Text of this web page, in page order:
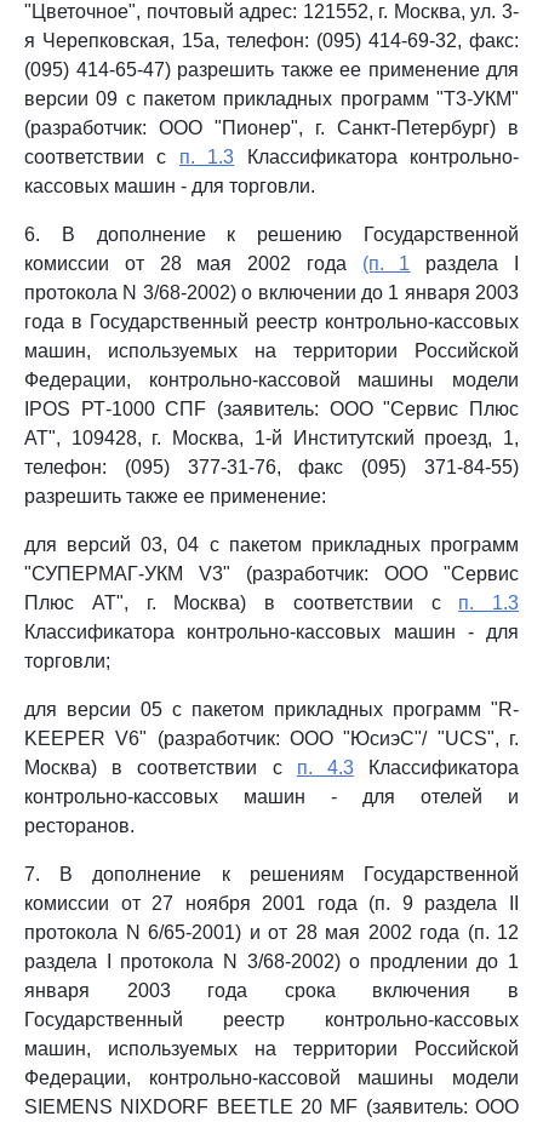
"Цветочное", почтовый адрес: 121552, г. Москва, ул. 3-
я Черепковская, 15а, телефон: (095) 414-69-32, факс:
(095) 414-65-47) разрешить также ее применение для
версии 09 с пакетом прикладных программ "Т3-УКМ"
(разработчик: ООО "Пионер", г. Санкт-Петербург) в
соответствии с п. 1.3 Классификатора контрольно-
кассовых машин - для торговли.
6. В дополнение к решению Государственной
комиссии от 28 мая 2002 года (п. 1 раздела I
протокола N 3/68-2002) о включении до 1 января 2003
года в Государственный реестр контрольно-кассовых
машин, используемых на территории Российской
Федерации, контрольно-кассовой машины модели
IPOS РТ-1000 СПF (заявитель: ООО "Сервис Плюс
AT", 109428, г. Москва, 1-й Институтский проезд, 1,
телефон: (095) 377-31-76, факс (095) 371-84-55)
разрешить также ее применение:
для версий 03, 04 с пакетом прикладных программ
"СУПЕРМАГ-УКМ V3" (разработчик: ООО "Сервис
Плюс AT", г. Москва) в соответствии с п. 1.3
Классификатора контрольно-кассовых машин - для
торговли;
для версии 05 с пакетом прикладных программ "R-
KEEPER V6" (разработчик: ООО "ЮсиэС"/ "UCS", г.
Москва) в соответствии с п. 4.3Классификатора
контрольно-кассовых машин - для отелей и
ресторанов.
7. В дополнение к решениям Государственной
комиссии от 27 ноября 2001 года (п. 9 раздела II
протокола N 6/65-2001) и от 28 мая 2002 года (п. 12
раздела I протокола N 3/68-2002) о продлении до 1
января 2003 года срока включения в
Государственный реестр контрольно-кассовых
машин, используемых на территории Российской
Федерации, контрольно-кассовой машины модели
SIEMENS NIXDORF BEETLE 20 MF (заявитель: ООО